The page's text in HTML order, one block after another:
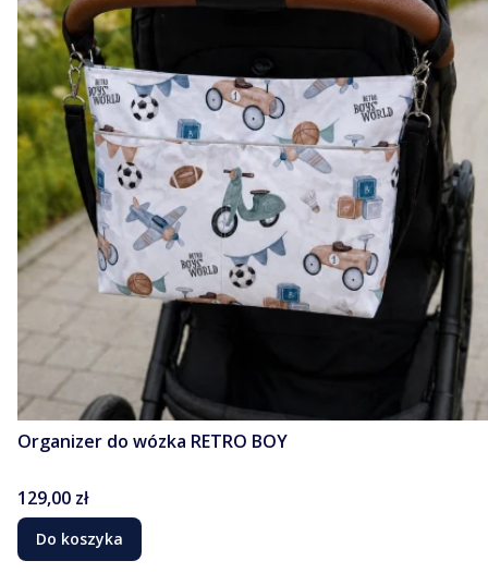
Organizer do wózka RETRO BOY
Cena
129,00 zł
Do koszyka